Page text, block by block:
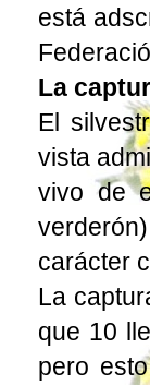
está
La
El
vista
vivo de
carácter
La
que 10
pero